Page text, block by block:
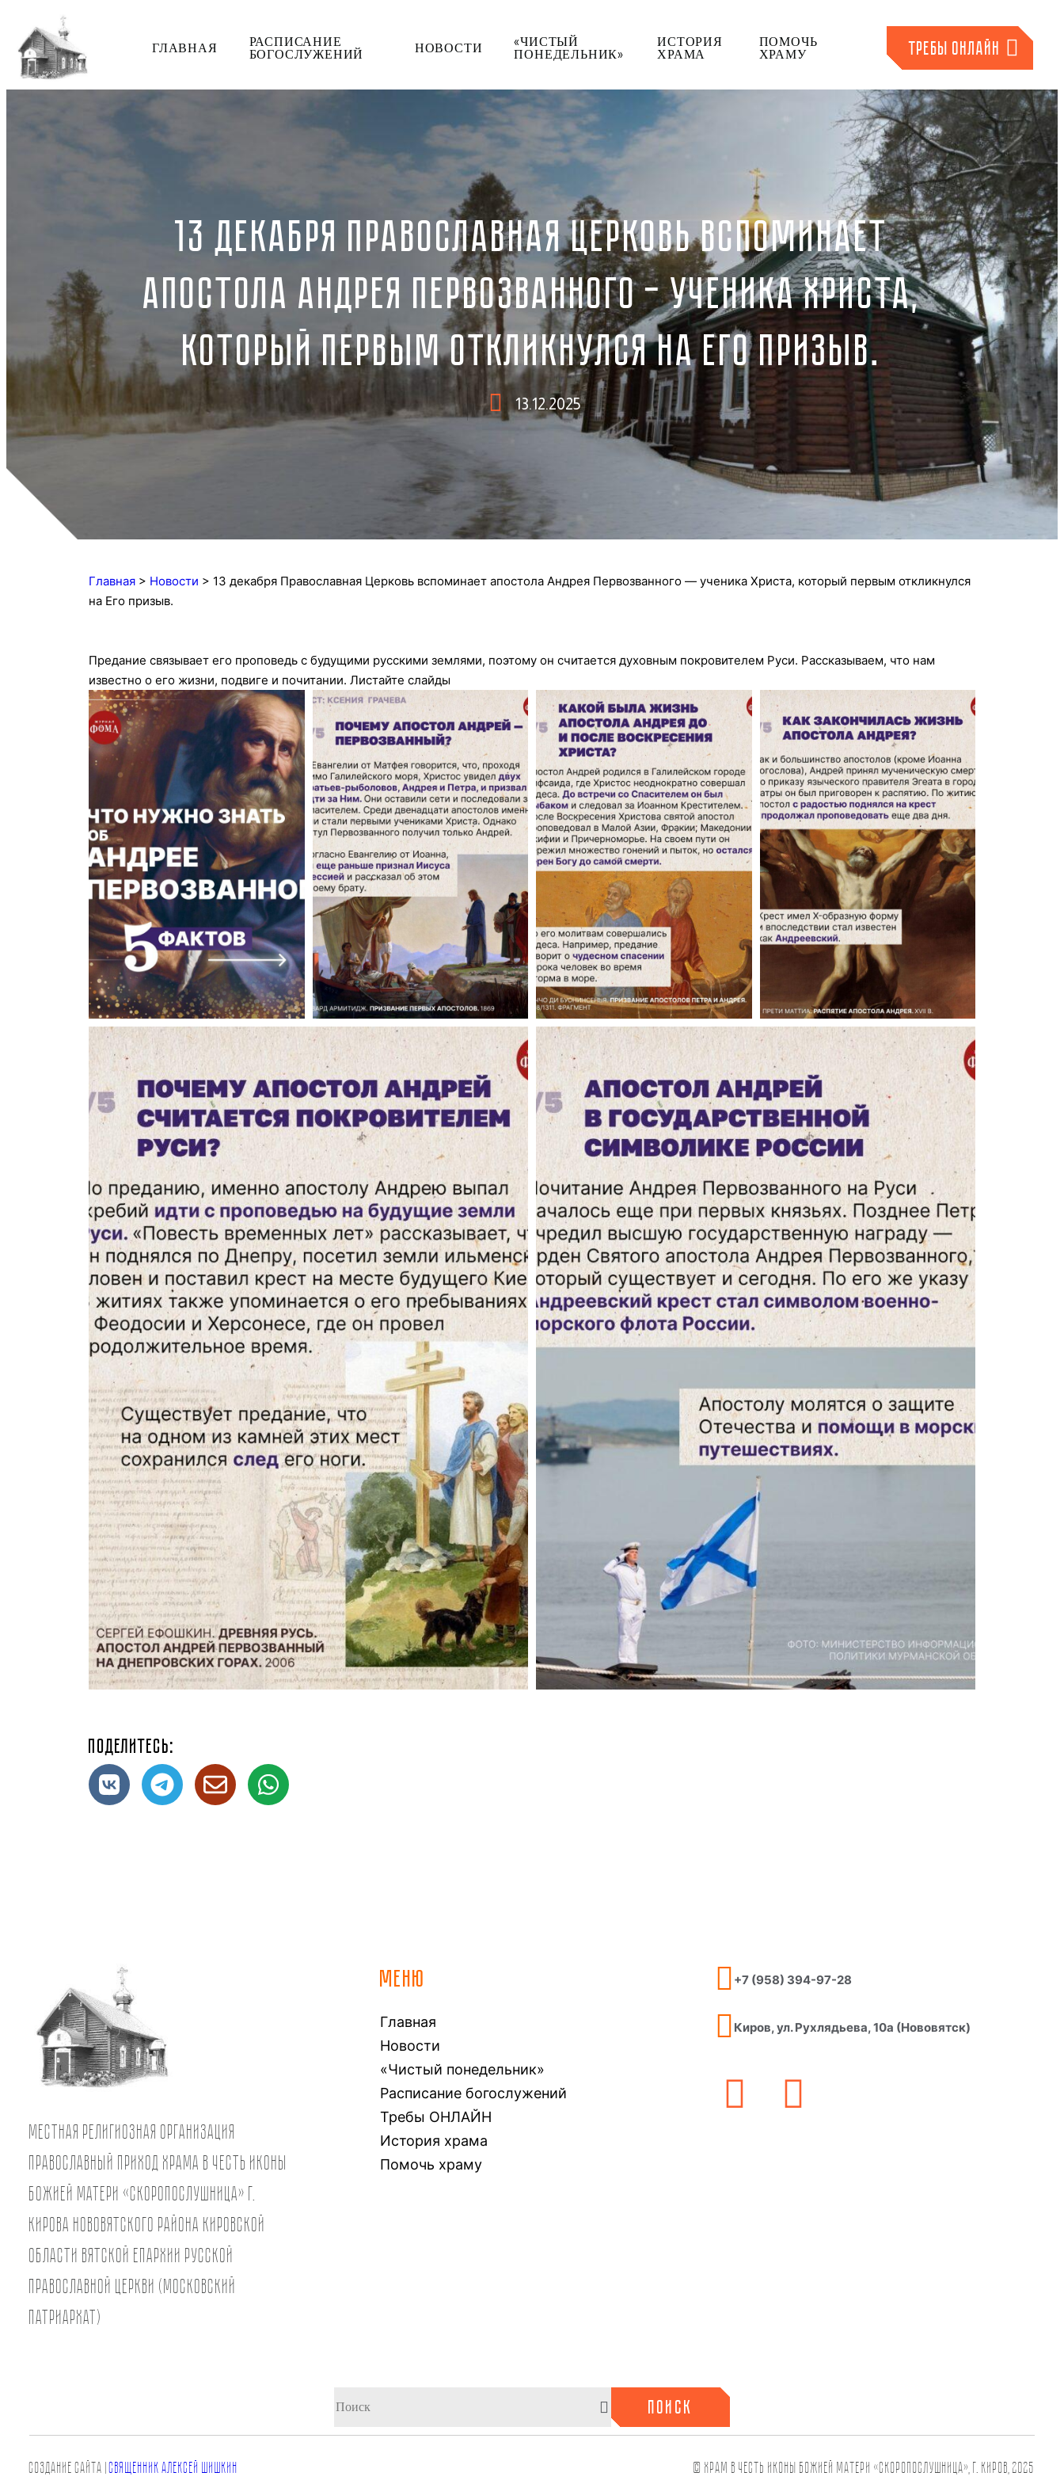
ГЛАВНАЯ
РАСПИСАНИЕ
БОГОСЛУЖЕНИЙ
НОВОСТИ
«ЧИСТЫЙ
ПОНЕДЕЛЬНИК»
ИСТОРИЯ
ХРАМА
ПОМОЧЬ
ХРАМУ
ТРЕБЫ ОНЛАЙН
13 ДЕКАБРЯ ПРАВОСЛАВНАЯ ЦЕРКОВЬ ВСПОМИНАЕТ
АПОСТОЛА АНДРЕЯ ПЕРВОЗВАННОГО — УЧЕНИКА ХРИСТА,
КОТОРЫЙ ПЕРВЫМ ОТКЛИКНУЛСЯ НА ЕГО ПРИЗЫВ.
13.12.2025
Главная > Новости > 13 декабря Православная Церковь вспоминает апостола Андрея Первозванного — ученика Христа, который первым откликнулся
на Его призыв.
Предание связывает его проповедь с будущими русскими землями, поэтому он считается духовным покровителем Руси. Рассказываем, что нам
известно о его жизни, подвиге и почитании. Листайте слайды
Поделитесь:
Местная религиозная организация
православный Приход храма в честь иконы
Божией Матери «Скоропослушница» г.
Кирова Нововятского района Кировской
области Вятской Епархии Русской
Православной Церкви (Московский
Патриархат)
МЕНЮ
Главная
Новости
«Чистый понедельник»
Расписание богослужений
Требы ОНЛАЙН
История храма
Помочь храму
+7 (958) 394-97-28
Киров, ул. Рухлядьева, 10а (Нововятск)
ПОИСК
СОЗДАНИЕ САЙТа |СВЯЩЕННИК АЛЕКСЕЙ ШИШКИН © Храм в честь иконы Божией Матери «Скоропослушница», г. Киров, 2025